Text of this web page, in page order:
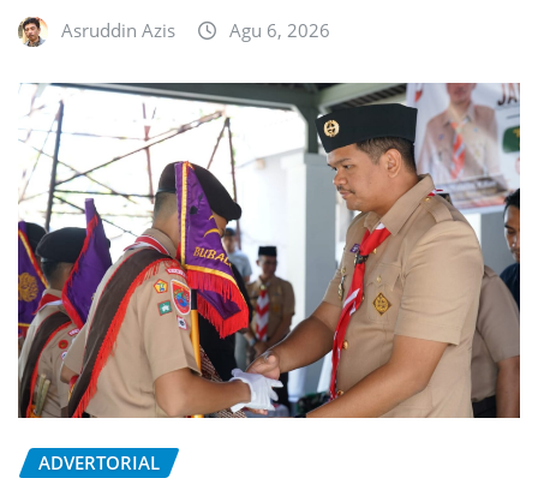
Asruddin Azis Agu 6, 2026
ADVERTORIAL